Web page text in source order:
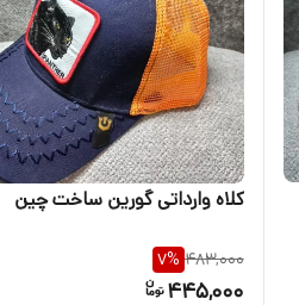
کلاه وارداتی گورین ساخت چین
483,000
7%
445,000